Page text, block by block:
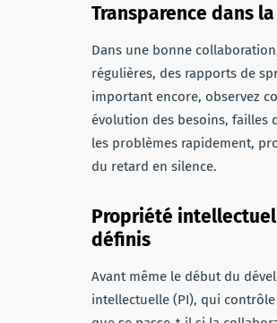
Transparence dans
Dans une bonne
régulières, des rapports de
important encore, observez
évolution des besoins, failles
les problèmes rapidement,
du retard en silence.
Propriété
définis
Avant même le début du
intellectuelle (PI), qui